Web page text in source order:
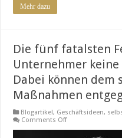
Mehr dazu
Die fünf fatalsten
Unternehmer
Dabei können dem
Maßnahmen
Blogartikel, Geschäftsideen,
Comments Offon